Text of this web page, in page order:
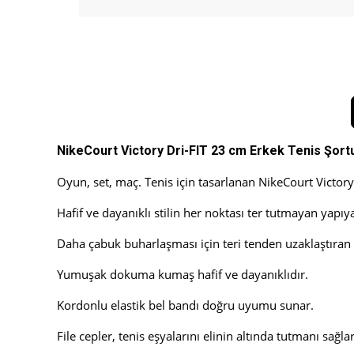
NikeCourt Victory Dri-FIT 23 cm Erkek Tenis
Oyun, set, maç. Tenis için tasarlanan NikeCourt
Hafif ve dayanıklı stilin her noktası ter tutmayan
Daha çabuk buharlaşması için teri tenden
Yumuşak dokuma kumaş hafif ve dayanıklıdır.
Kordonlu elastik bel bandı doğru uyumu sunar.
File cepler, tenis eşyalarını elinin altında tutmanı